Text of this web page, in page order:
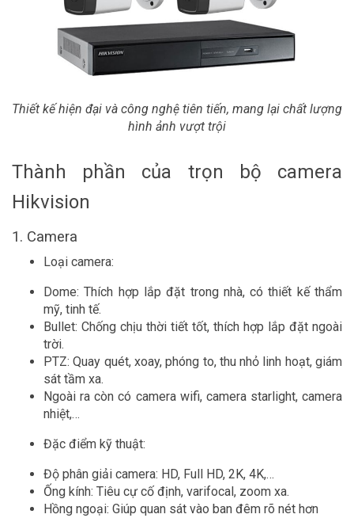
Thiết kế hiện đại và công nghệ tiên tiến, mang lại chất lượng
hình ảnh vượt trội
Thành phần của trọn bộ camera
Hikvision
1. Camera
Loại camera:
Dome: Thích hợp lắp đặt trong nhà, có thiết kế thẩm
mỹ, tinh tế.
Bullet: Chống chịu thời tiết tốt, thích hợp lắp đặt ngoài
trời.
PTZ: Quay quét, xoay, phóng to, thu nhỏ linh hoạt, giám
sát tầm xa.
Ngoài ra còn có camera wifi, camera starlight, camera
nhiệt,…
Đặc điểm kỹ thuật:
Độ phân giải camera: HD, Full HD, 2K, 4K,…
Ống kính: Tiêu cự cố định, varifocal, zoom xa.
Hồng ngoại: Giúp quan sát vào ban đêm rõ nét hơn